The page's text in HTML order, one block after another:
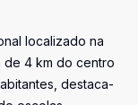
localizado na
de 4 km do centro
destaca-